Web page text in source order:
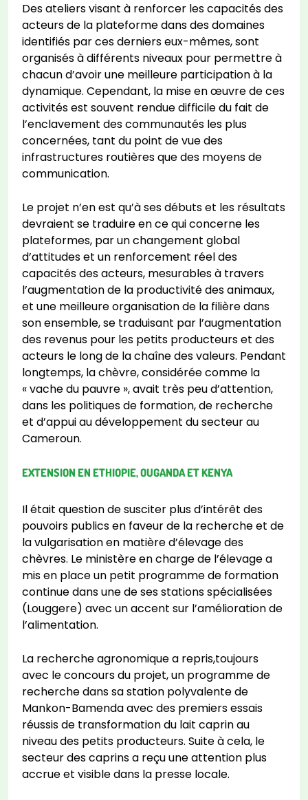
Des ateliers visant à renforcer les capacités des
acteurs de la plateforme dans des domaines
identifiés par ces derniers eux-mêmes, sont
organisés à différents niveaux pour permettre à
chacun d’avoir une meilleure participation à la
dynamique. Cependant, la mise en œuvre de ces
activités est souvent rendue difficile du fait de
l’enclavement des communautés les plus
concernées, tant du point de vue des
infrastructures routières que des moyens de
communication.
Le projet n’en est qu’à ses débuts et les résultats
devraient se traduire en ce qui concerne les
plateformes, par un changement global
d’attitudes et un renforcement réel des
capacités des acteurs, mesurables à travers
l’augmentation de la productivité des animaux,
et une meilleure organisation de la filière dans
son ensemble, se traduisant par l’augmentation
des revenus pour les petits producteurs et des
acteurs le long de la chaîne des valeurs. Pendant
longtemps, la chèvre, considérée comme la
« vache du pauvre », avait très peu d’attention,
dans les politiques de formation, de recherche
et d’appui au développement du secteur au
Cameroun.
EXTENSION EN ETHIOPIE, OUGANDA ET KENYA
Il était question de susciter plus d’intérêt des
pouvoirs publics en faveur de la recherche et de
la vulgarisation en matière d’élevage des
chèvres. Le ministère en charge de l’élevage a
mis en place un petit programme de formation
continue dans une de ses stations spécialisées
(Louggere) avec un accent sur l’amélioration de
l’alimentation.
La recherche agronomique a repris,toujours
avec le concours du projet, un programme de
recherche dans sa station polyvalente de
Mankon-Bamenda avec des premiers essais
réussis de transformation du lait caprin au
niveau des petits producteurs. Suite à cela, le
secteur des caprins a reçu une attention plus
accrue et visible dans la presse locale.